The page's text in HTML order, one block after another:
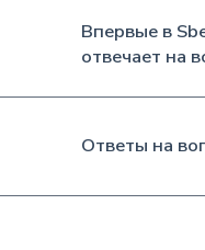
Впервые в
отвечает на
Ответы на